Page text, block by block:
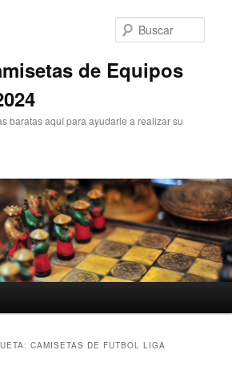
de Equipos
baratas aquí para ayudarle a realizar su
CAMISETAS DE FUTBOL LIGA